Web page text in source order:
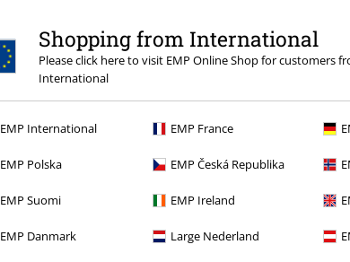
Shopping from International
Please click here to visit EMP Online Shop for customers
International
EMP International EMP France
EMP Polska EMP Česká Republika
EMP Suomi EMP Ireland
EMP Danmark Large Nederland
Desde10,99 €
Camiseta Mujer de Hombros Amplios
Date un capricho con una prueba de 30 días
CLUB.